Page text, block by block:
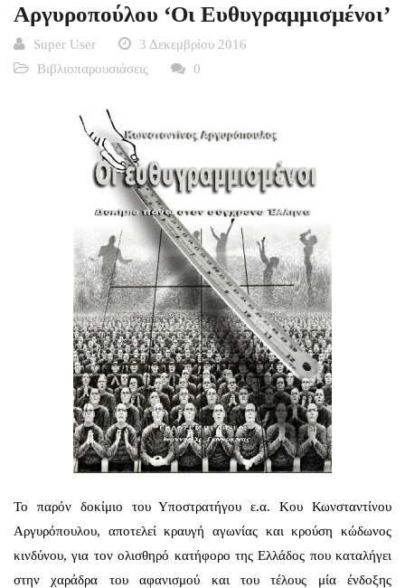
Αργυροπούλου ‘Οι Ευθυγραμμισμένοι’
Super User
3 Δεκεμβρίου 2016
Βιβλιοπαρουσιάσεις
0
Το παρόν δοκίμιο του Υποστρατήγου ε.α. Κου Κωνσταντίνου
Αργυρόπουλου, αποτελεί κραυγή αγωνίας και κρούση κώδωνος
κινδύνου, για τον ολισθηρό κατήφορο της Ελλάδος που καταλήγει
στην χαράδρα του αφανισμού και του τέλους μία ένδοξης